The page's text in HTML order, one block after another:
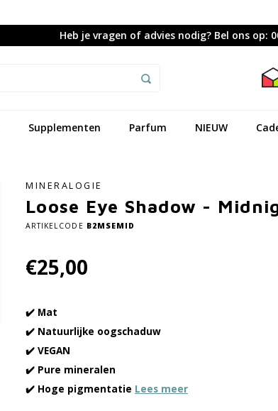
Heb je vragen of advies nodig? Bel ons op:
Supplementen Parfum NIEUW
MINERALOGIE
Loose Eye Shadow -
ARTIKELCODE B2MSEMID
€25,00
✔️ Mat
✔️ Natuurlijke oogschaduw
✔️ VEGAN
✔️ Pure mineralen
✔️ Hoge pigmentatie Lees meer